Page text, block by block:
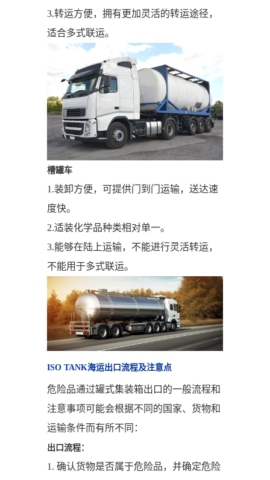
3.转运方便，拥有更加灵活的转运途径，
适合多式联运。
槽罐车
1.装卸方便，可提供门到门运输，送达速
度快。
2.适装化学品种类相对单一。
3.能够在陆上运输，不能进行灵活转运，
不能用于多式联运。
ISO TANK海运出口流程及注意点
危险品通过罐式集装箱出口的一般流程和
注意事项可能会根据不同的国家、货物和
运输条件而有所不同：
出口流程：
1. 确认货物是否属于危险品，并确定危险